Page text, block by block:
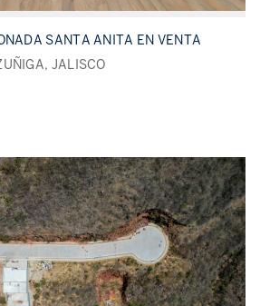
SANTA ANITA EN VENTA
JALISCO